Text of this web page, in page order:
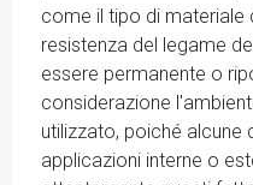
come il tipo di materiale
resistenza del legame
essere permanente o
considerazione
utilizzato, poiché
applicazioni interne o